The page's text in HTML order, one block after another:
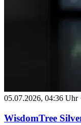
05.07.2026, 04:36 Uhr
WisdomTree